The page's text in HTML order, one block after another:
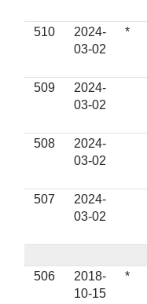
510
2024-
03-02
*
509
2024-
03-02
508
2024-
03-02
507
2024-
03-02
506
2018-
10-15
*